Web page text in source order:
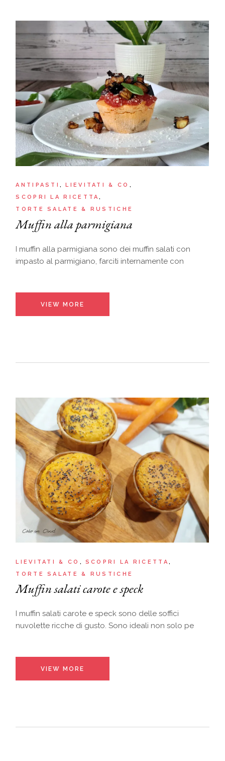
ANTIPASTI
LIEVITATI & CO
SCOPRI LA RICETTA
TORTE SALATE & RUSTICHE
Muffin alla parmigiana
I muffin alla parmigiana sono dei muffin salati con
impasto al parmigiano, farciti internamente con
VIEW MORE
LIEVITATI & CO
SCOPRI LA RICETTA
TORTE SALATE & RUSTICHE
Muffin salati carote e speck
I muffin salati carote e speck sono delle soffici
nuvolette ricche di gusto. Sono ideali non solo pe
VIEW MORE